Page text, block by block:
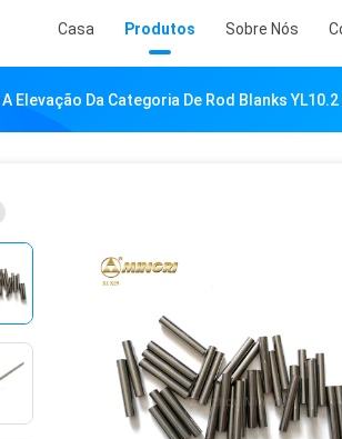
Casa Produtos Sobre Nós
A Elevação Da Categoria De Rod Blanks